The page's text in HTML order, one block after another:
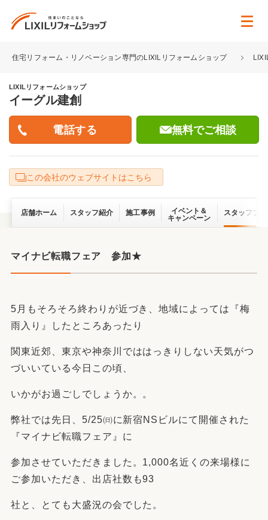
住宅リフォーム・リノベーション専門のLIXILリフォームショップ
LIXILリフォームショップ
イーグル建創
無料でご相談
この会社のウェブサイトはこちら
店舗ホーム スタッフ紹介 施工事例
イベント＆
キャンペーン
スタッフブ
マイナビ転職フェア 参加★
5月もそろそろ終わりが近づき、地域によっては『梅
雨入り』したところあったり
関東近郊、東京や神奈川でははっきりしない天気がつ
づいいている今日この頃、
いかがお過ごしでしょうか。。
弊社では先日、5/25㈰に新宿NSビルにて開催された
『マイナビ転職フェア』に
参加させていただきました。1,000名近くの来場様に
ご参加いただき、出店社数も93
社と、とても大盛況の会でした。